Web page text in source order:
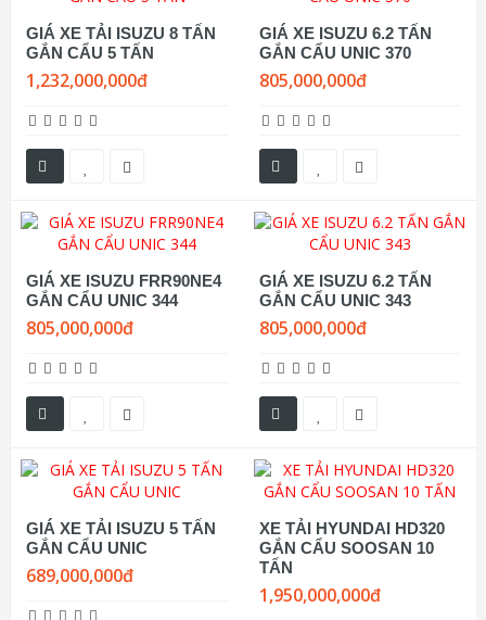
GIÁ XE TẢI ISUZU 8 TẤN
GẮN CẨU 5 TẤN
1,232,000,000đ
GIÁ XE ISUZU 6.2 TẤN
GẮN CẨU UNIC 370
805,000,000đ
GIÁ XE ISUZU FRR90NE4
GẮN CẨU UNIC 344
805,000,000đ
GIÁ XE ISUZU 6.2 TẤN
GẮN CẨU UNIC 343
805,000,000đ
GIÁ XE TẢI ISUZU 5 TẤN
GẮN CẨU UNIC
689,000,000đ
XE TẢI HYUNDAI HD320
GẮN CẨU SOOSAN 10
TẤN
1,950,000,000đ